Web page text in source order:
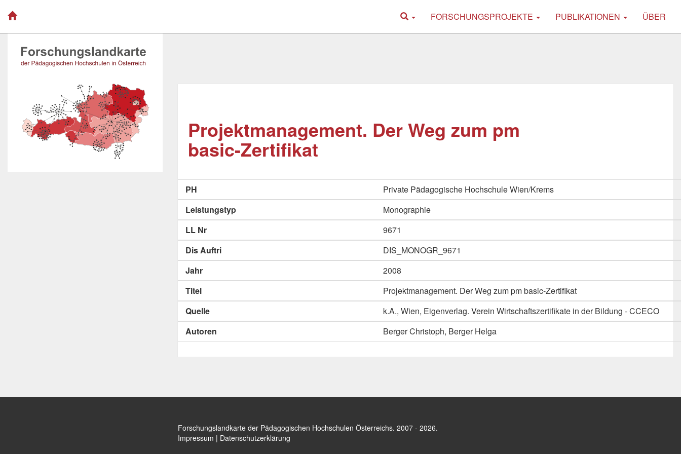
FORSCHUNGSPROJEKTE PUBLIKATIONEN ÜBER
Projektmanagement. Der Weg zum pm
basic-Zertifikat
PH
Private Pädagogische Hochschule Wien/Krems
Leistungstyp
Monographie
LL Nr
9671
Dis Auftri
DIS_MONOGR_9671
Jahr
2008
Titel
Projektmanagement. Der Weg zum pm basic-Zertifikat
Quelle
k.A., Wien, Eigenverlag. Verein Wirtschaftszertifikate in der Bildung - CCECO
Autoren
Berger Christoph, Berger Helga
Forschungslandkarte der Pädagogischen Hochschulen Österreichs. 2007 - 2026.
Impressum | Datenschutzerklärung